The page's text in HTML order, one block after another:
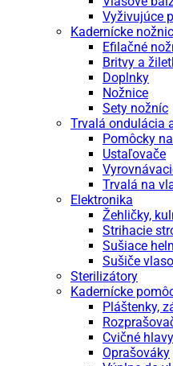
Vyživujúce
Kadernícke
Efilačné
Britvy a
Doplnky
Nožnice
Sety nožníc
Trvalá ondulácia
Pomôcky
Ustaľovače
Trvalá na
Elektronika
Žehličky,
Strihacie
Sušiace
Sušiče
Sterilizátory
Kadernícke
Pláštenky,
Cvičné hlavy
Oprašováky